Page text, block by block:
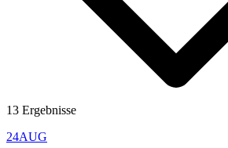
13 Ergebnisse
24AUG